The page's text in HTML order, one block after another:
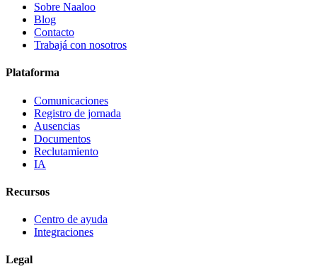
Sobre Naaloo
Blog
Contacto
Trabajá con nosotros
Plataforma
Comunicaciones
Registro de jornada
Ausencias
Documentos
Reclutamiento
IA
Recursos
Centro de ayuda
Integraciones
Legal